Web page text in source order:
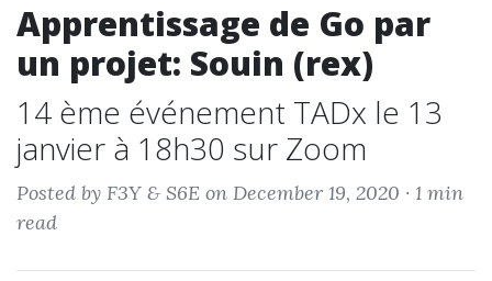
Apprentissage de Go par
un projet: Souin (rex)
14 ème événement TADx le 13
janvier à 18h30 sur Zoom
Posted by F3Y & S6E on December 19, 2020 · 1 min
read